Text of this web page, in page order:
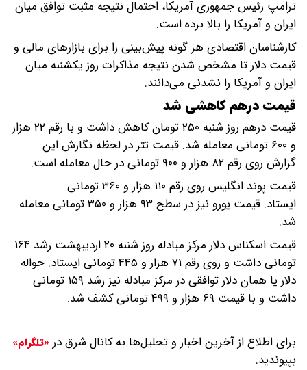
ترامپ رئیس جمهوری آمریکا، احتمال نتیجه مثبت توافق میان
ایران و آمریکا را بالا برده است.
کارشناسان اقتصادی هر گونه پیش‌بینی را برای بازارهای مالی و
قیمت دلار تا مشخص شدن نتیجه مذاکرات روز یکشنبه میان
ایران و آمریکا را نشدنی می‌دانند.
قیمت درهم کاهشی شد
قیمت درهم روز شنبه ۲۵۰ تومان کاهش داشت و با رقم ۲۲ هزار
و ۶۰۰ تومانی معامله شد. قیمت تتر در لحظه نگارش این
گزارش روی رقم ۸۲ هزار و ۹۰۰ تومانی در حال معامله است.
قیمت پوند انگلیس روی رقم ۱۱۰ هزار و ۳۶۰ تومانی
ایستاد. قیمت یورو نیز در سطح ۹۳ هزار و ۳۵۰ تومانی معامله
شد.
قیمت اسکناس دلار مرکز مبادله روز شنبه ۲۰ اردیبهشت رشد ۱۶۴
تومانی داشت و روی رقم ۷۱ هزار و ۴۴۵ تومانی ایستاد. حواله
دلار یا همان دلار توافقی در مرکز مبادله نیز رشد ۱۵۹ تومانی
داشت و با قیمت ۶۹ هزار و ۴۹۹ تومانی کشف شد.
برای اطلاع از آخرین اخبار و تحلیل‌ها به کانال شرق در «تلگرام»
بپیوندید.